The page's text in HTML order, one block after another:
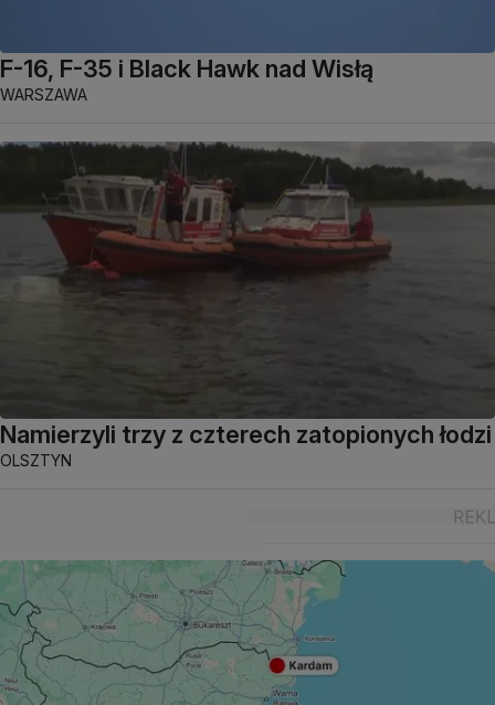
F-16, F-35 i Black Hawk nad Wisłą
WARSZAWA
Namierzyli trzy z czterech zatopionych łodzi
OLSZTYN